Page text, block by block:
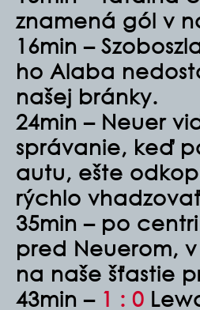
znamená gól v
16min –
ho Alaba
našej bránky.
24min – Neuer
správanie, keď
autu, ešte
rýchlo
35min – po
pred Neuerom,
na naše šťastie
43min –1 : 0